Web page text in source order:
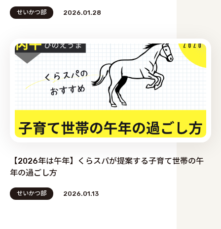
せいかつ部 2026.01.28
【2026年は午年】くらスパが提案する子育て世帯の午
年の過ごし方
せいかつ部 2026.01.13